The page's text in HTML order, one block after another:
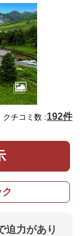
クチコミ数 :192件
迫力があり